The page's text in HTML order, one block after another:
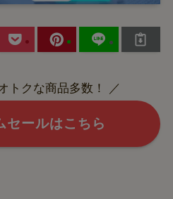
トクな商品多数！ ／
セールはこちら